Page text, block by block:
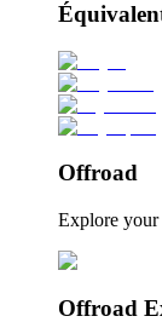
Offroad
Explore
Offroad